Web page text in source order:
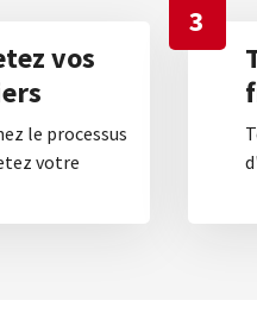
vos
le processus
votre
3